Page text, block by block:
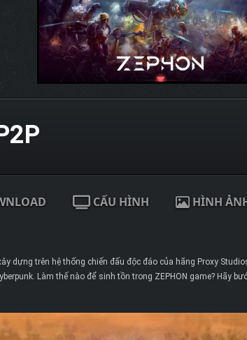
CẤU HÌNH HÌNH
dựng trên hệ thống chiến đấu độc đáo của hãng Proxy
Làm thế nào để sinh tồn trong ZEPHON game? Hãy